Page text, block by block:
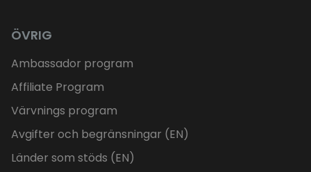
ÖVRIG
Ambassador program
Affiliate Program
Värvnings program
Avgifter och begränsningar (EN)
Länder som stöds (EN)